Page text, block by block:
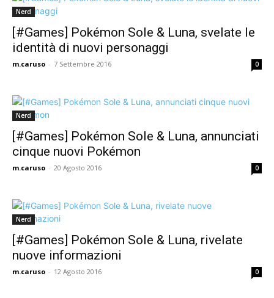
Nerd
[#Games] Pokémon Sole & Luna, svelate le
identità di nuovi personaggi
m.caruso - 7 Settembre 2016 0
Nerd
[#Games] Pokémon Sole & Luna, annunciati
cinque nuovi Pokémon
m.caruso - 20 Agosto 2016 0
Nerd
[#Games] Pokémon Sole & Luna, rivelate
nuove informazioni
m.caruso - 12 Agosto 2016 0